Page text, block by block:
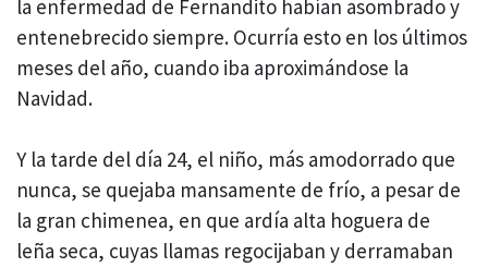
la enfermedad de Fernandito habían asombrado y
entenebrecido siempre. Ocurría esto en los últimos
meses del año, cuando iba aproximándose la
Navidad.
Y la tarde del día 24, el niño, más amodorrado que
nunca, se quejaba mansamente de frío, a pesar de
la gran chimenea, en que ardía alta hoguera de
leña seca, cuyas llamas regocijaban y derramaban